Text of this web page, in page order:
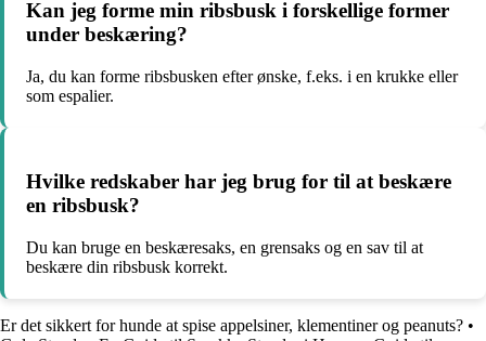
Kan jeg forme min ribsbusk i forskellige former
under beskæring?
Ja, du kan forme ribsbusken efter ønske, f.eks. i en krukke eller
som espalier.
Hvilke redskaber har jeg brug for til at beskære
en ribsbusk?
Du kan bruge en beskæresaks, en grensaks og en sav til at
beskære din ribsbusk korrekt.
Er det sikkert for hunde at spise appelsiner, klementiner og peanuts? •